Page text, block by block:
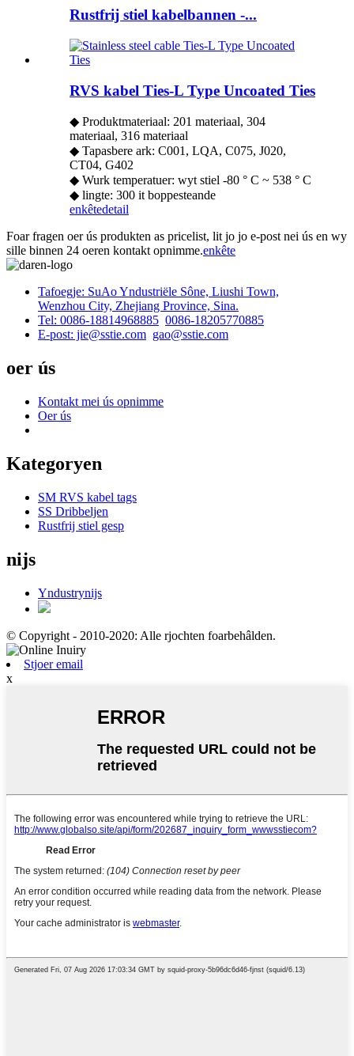
Rustfrij stiel kabelbannen -...
RVS kabel Ties-L Type Uncoated Ties
◆ Produktmateriaal: 201 materiaal, 304
materiaal, 316 materiaal
◆ Tapasbere ark: C001, LQA, C075, J020,
CT04, G402
◆ Wurk temperatuer: wyt stiel -80 ° C ~ 538 ° C
◆ lingte: 300 it boppesteande
enkêtedetail
Foar fragen oer ús produkten as pricelist, lit jo jo e-post nei ús en wy
sille binnen 24 oeren kontakt opnimme.enkête
Tafoegje: SuAo Yndustriële Sône, Liushi Town,
Wenzhou City, Zhejiang Province, Sina.
Tel: 0086-18814968885 0086-18205770885
E-post: jie@sstie.com gao@sstie.com
oer ús
Kontakt mei ús opnimme
Oer ús
Kategoryen
SM RVS kabel tags
SS Dribbeljen
Rustfrij stiel gesp
nijs
Yndustrynijs
© Copyright - 2010-2020: Alle rjochten foarbehâlden.
Stjoer email
x